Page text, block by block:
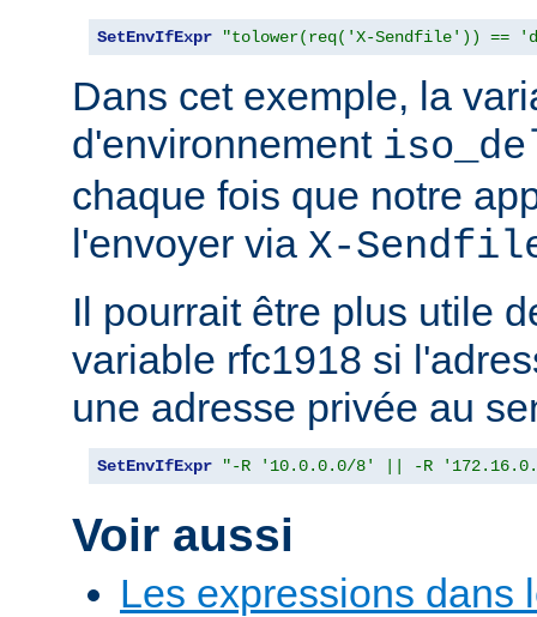
SetEnvIfExpr "tolower(req('X-Sendfile')) ==
Dans cet exemple, la
d'environnement
chaque fois que notre
l'envoyer via X-
Il pourrait être plus utile
variable rfc1918 si
une adresse privée au
SetEnvIfExpr "-R '10.0.0.0/8' || -R
Voir aussi
Les expressions dans